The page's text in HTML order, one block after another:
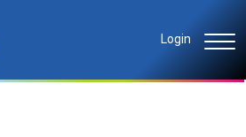
Login